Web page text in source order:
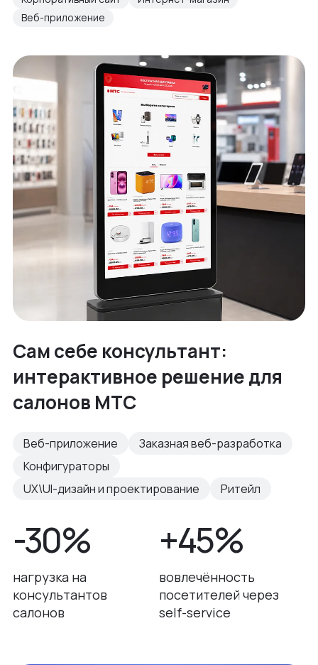
Веб-приложение
Сам себе консультант:
интерактивное решение для
салонов МТС
Веб-приложение
Заказная веб-разработка
Конфигураторы
UX\UI-дизайн и проектирование
Ритейл
-30%
нагрузка на
консультантов
салонов
+45%
вовлечённость
посетителей через
self-service